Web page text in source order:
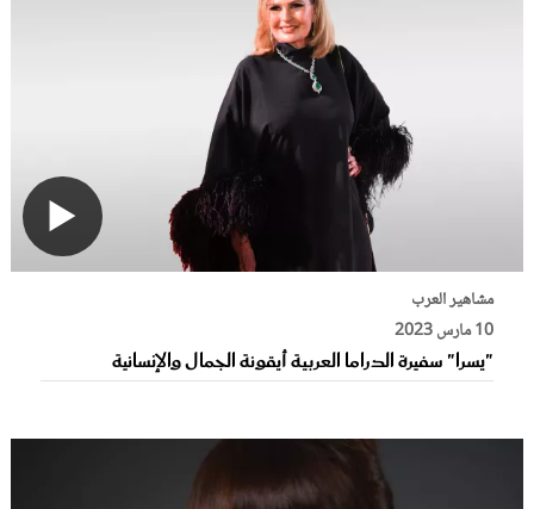
مشاهير العرب
10 مارس 2023
"يسرا" سفيرة الدراما العربية أيقونة الجمال والإنسانية